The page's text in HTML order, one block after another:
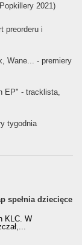
2021)
preorderu i
Wane... - premiery
EP" - tracklista,
tygodnia
spełnia dziecięce
KLC. W